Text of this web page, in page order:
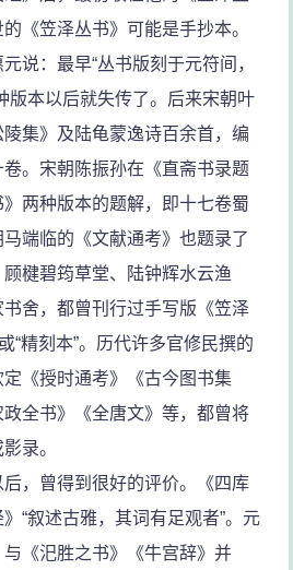
《笠泽丛书》可能是手抄本。
说：最早“丛书版刻于元符间，
版本以后就失传了。后来宋朝叶
集》及陆龟蒙逸诗百余首，编
。宋朝陈振孙在《直斋书录题
两种版本的题解，即十七卷蜀
端临的《文献通考》也题录了
顾楗碧筠草堂、陆钟辉水云渔
舍，都曾刊行过手写版《笠泽
“精刻本”。历代许多官修民撰的
《授时通考》《古今图书集
全书》《全唐文》等，都曾将
录。
，曾得到很好的评价。《四库
“叙述古雅，其词有足观者”。元
《汜胜之书》《牛宫辞》并